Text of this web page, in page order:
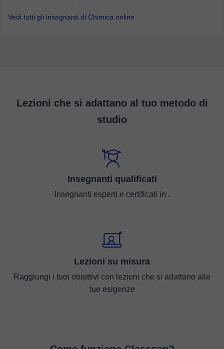
Vedi tutti gli insegnanti di Chimica online
Lezioni che si adattano al tuo metodo di
studio
Insegnanti qualificati
Insegnanti esperti e certificati in .
Lezioni su misura
Raggiungi i tuoi obiettivi con lezioni che si adattano alle
tue esigenze